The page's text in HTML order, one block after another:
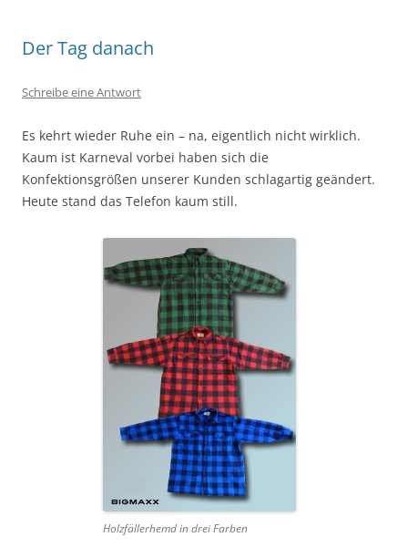
Der Tag danach
Schreibe eine Antwort
Es kehrt wieder Ruhe ein – na, eigentlich nicht wirklich.
Kaum ist Karneval vorbei haben sich die
Konfektionsgrößen unserer Kunden schlagartig geändert.
Heute stand das Telefon kaum still.
Holzfällerhemd in drei Farben